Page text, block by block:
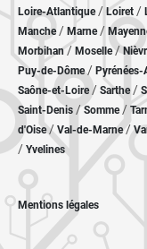
Loire-Atlantique/ Loiret /
Manche/ Marne/
Morbihan/ Moselle/
Puy-de-Dôme/
Saône-et-Loire/ Sarthe/
Saint-Denis /Somme/
d'Oise/ Val-de-Marne/
/ Yvelines
Mentions légales